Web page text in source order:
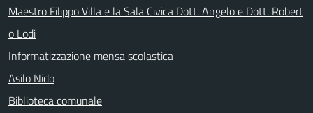
Maestro Filippo Villa e la Sala Civica Dott. Angelo e Dott. Robert
o Lodi
Informatizzazione mensa scolastica
Asilo Nido
Biblioteca comunale